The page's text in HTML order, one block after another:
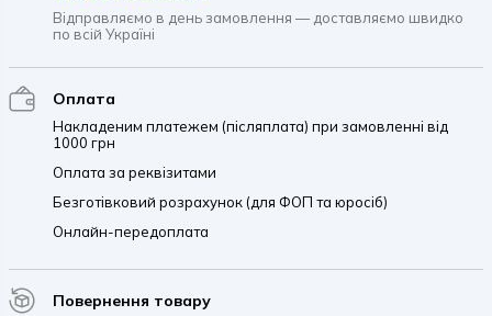
Відправляємо в день замовлення — доставляємо швидко
по всій Україні
Оплата
Накладеним платежем (післяплата) при замовленні від
1000 грн
Оплата за реквізитами
Безготівковий розрахунок (для ФОП та юросіб)
Онлайн-передоплата
Повернення товару